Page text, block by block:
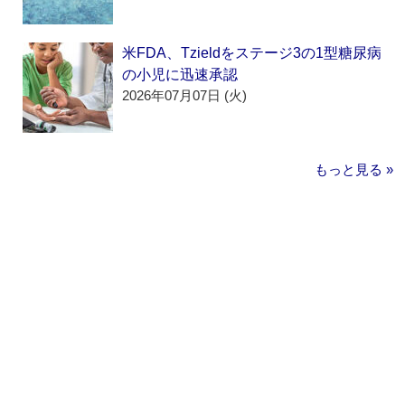
米FDA、Tzieldをステージ3の1型糖尿病
の小児に迅速承認
2026年07月07日 (火)
もっと見る »